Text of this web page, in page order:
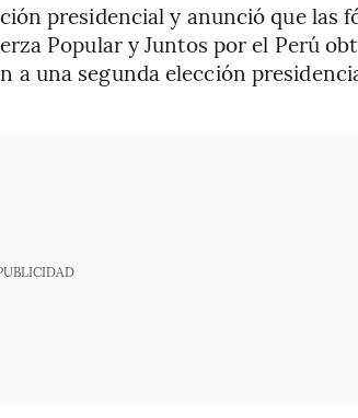
presidencial y anunció que las
Popular y Juntos por el Perú
a una segunda elección